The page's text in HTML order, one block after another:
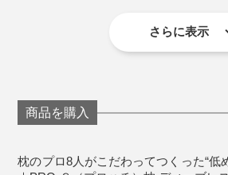
枕の上層に入っている「エアフラットG」
をつけた『PRO-8枕』
で寝つけるように。
けで寝転んでみたら、首のつけ根
側地／ポリエステル100％
合成繊維（ポリエーテルエステ
ポリエチレン（エアTOM<ディー
ください。
※日陰の平干しで自然乾燥してください。乾燥
さらに表示
商品を購入
枕のプロ8人がこだわってつくった“低